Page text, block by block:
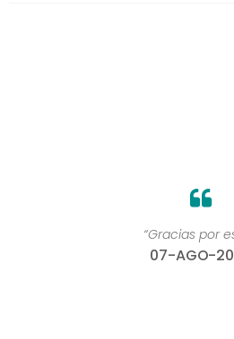
“Gracias por
07-AGO-